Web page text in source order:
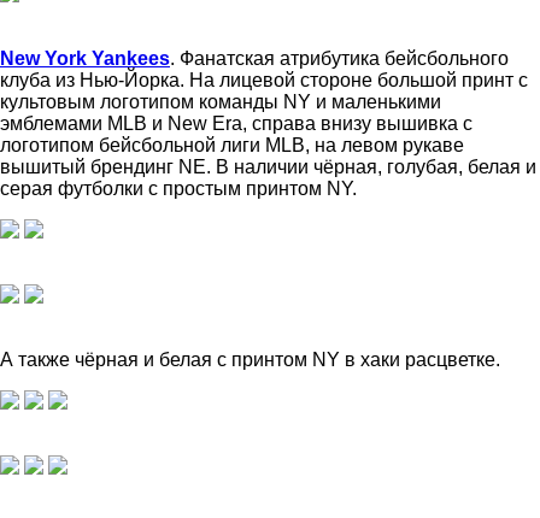
New York Yankees. Фанатская атрибутика бейсбольного
клуба из Нью-Йорка. На лицевой стороне большой принт с
культовым логотипом команды NY и маленькими
эмблемами MLB и New Era, справа внизу вышивка с
логотипом бейсбольной лиги MLB, на левом рукаве
вышитый брендинг NE. В наличии чёрная, голубая, белая и
серая футболки с простым принтом NY.
А также чёрная и белая с принтом NY в хаки расцветке.